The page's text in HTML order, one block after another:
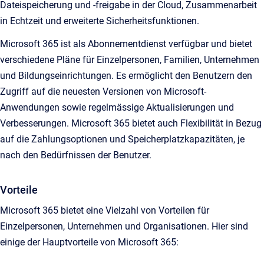
Dateispeicherung und -freigabe in der Cloud, Zusammenarbeit
in Echtzeit und erweiterte Sicherheitsfunktionen.
Microsoft 365 ist als Abonnementdienst verfügbar und bietet
verschiedene Pläne für Einzelpersonen, Familien, Unternehmen
und Bildungseinrichtungen. Es ermöglicht den Benutzern den
Zugriff auf die neuesten Versionen von Microsoft-
Anwendungen sowie regelmässige Aktualisierungen und
Verbesserungen. Microsoft 365 bietet auch Flexibilität in Bezug
auf die Zahlungsoptionen und Speicherplatzkapazitäten, je
nach den Bedürfnissen der Benutzer.
Vorteile
Microsoft 365 bietet eine Vielzahl von Vorteilen für
Einzelpersonen, Unternehmen und Organisationen. Hier sind
einige der Hauptvorteile von Microsoft 365: